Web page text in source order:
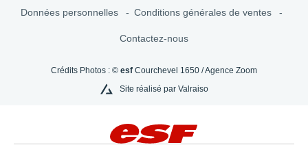
Données personnelles Conditions générales de ventes
Contactez-nous
Crédits Photos : © esf Courchevel 1650 / Agence Zoom
Site réalisé par Valraiso